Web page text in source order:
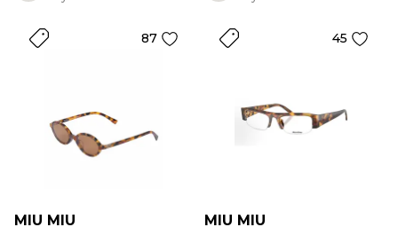
87
MIU MIU
45
MIU MIU